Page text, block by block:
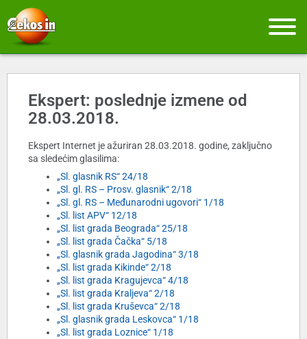
Ekspert: poslednje izmene od
28.03.2018.
Ekspert Internet je ažuriran 28.03.2018. godine, zaključno
sa sledećim glasilima:
„Sl. glasnik RS“ 24/18
„Sl. gl. RS – Prosv. glasnik“ 2/18
„Sl. gl. RS – Međunarodni ugovori“ 1/18
„Sl. list APV“ 12/18
„Sl. list grada Beograda“ 25/18
„Sl. list grada Čačka“ 5/18
„Sl. glasnik grada Jagodina“ 3/18
„Sl. list grada Kikinde“ 2/18
„Sl. list grada Kragujevca“ 4/18
„Sl. list grada Kraljeva“ 2/18
„Sl. list grada Kruševca“ 2/18
„Sl. glasnik grada Leskovca“ 1/18
„Sl. list grada Loznice“ 1/18